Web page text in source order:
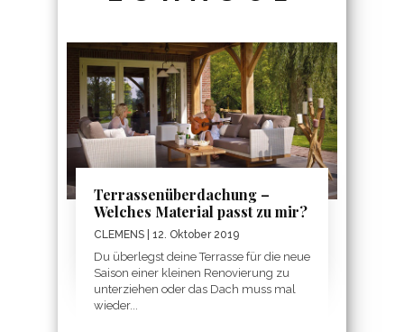
Terrassenüberdachung –
Welches Material passt zu mir?
CLEMENS | 12. Oktober 2019
Du überlegst deine Terrasse für die neue
Saison einer kleinen Renovierung zu
unterziehen oder das Dach muss mal
wieder...